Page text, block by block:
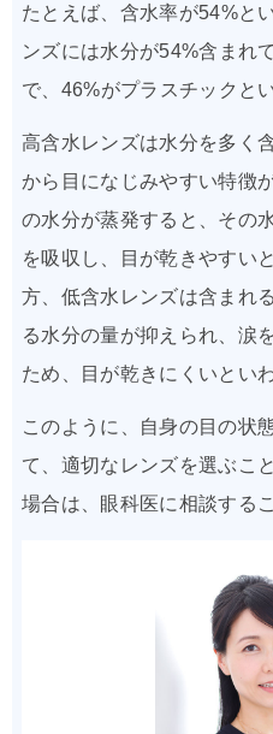
たとえば、含水率が54%と
ンズには水分が54%含まれ
で、46%がプラスチックと
高含水レンズは水分を多く
から目になじみやすい特徴
の水分が蒸発すると、その
を吸収し、目が乾きやすい
方、低含水レンズは含まれ
る水分の量が抑えられ、涙
ため、目が乾きにくいとい
このように、自身の目の状
て、適切なレンズを選ぶこ
場合は、眼科医に相談する